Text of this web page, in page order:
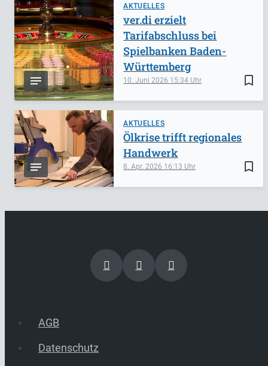
AKTUELLES
bookmark_border
10. Juni 2026 15:34
ver.di erzielt
Tarifabschluss bei
Spielbanken Baden-
Württemberg
AKTUELLES
bookmark_border
8. Apr. 2026 16:13
Ölkrise trifft regionales
Handwerk
AGB
Datenschutz